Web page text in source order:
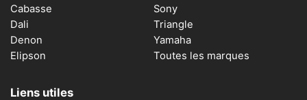
Cabasse
Dali
Denon
Elipson
Sony
Triangle
Yamaha
Toutes les marques
Liens utiles